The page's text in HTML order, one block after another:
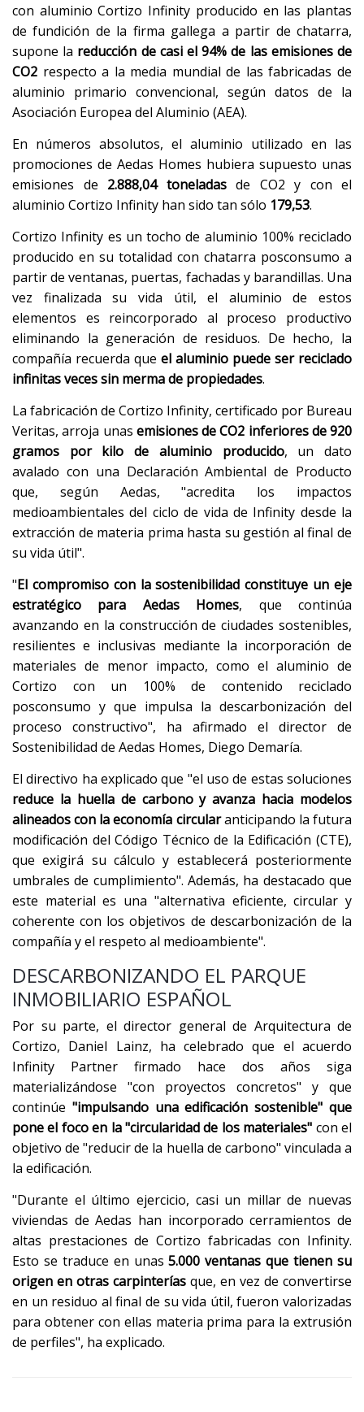
con aluminio Cortizo Infinity producido en las plantas
de fundición de la firma gallega a partir de chatarra,
supone la reducción de casi el 94% de las emisiones de
CO2 respecto a la media mundial de las fabricadas de
aluminio primario convencional, según datos de la
Asociación Europea del Aluminio (AEA).
En números absolutos, el aluminio utilizado en las
promociones de Aedas Homes hubiera supuesto unas
emisiones de 2.888,04 toneladasde CO2 y con el
aluminio Cortizo Infinity han sido tan sólo 179,53.
Cortizo Infinity es un tocho de aluminio 100% reciclado
producido en su totalidad con chatarra posconsumo a
partir de ventanas, puertas, fachadas y barandillas. Una
vez finalizada su vida útil, el aluminio de estos
elementos es reincorporado al proceso productivo
eliminando la generación de residuos. De hecho, la
compañía recuerda que el aluminio puede ser reciclado
infinitas veces sin merma de propiedades.
La fabricación de Cortizo Infinity, certificado por Bureau
Veritas, arroja unas emisiones de CO2 inferiores de 920
gramos por kilo de aluminio producido, un dato
avalado con una Declaración Ambiental de Producto
que, según Aedas, "acredita los impactos
medioambientales del ciclo de vida de Infinity desde la
extracción de materia prima hasta su gestión al final de
su vida útil".
"El compromiso con la sostenibilidad constituye un eje
estratégico para Aedas Homes, que continúa
avanzando en la construcción de ciudades sostenibles,
resilientes e inclusivas mediante la incorporación de
materiales de menor impacto, como el aluminio de
Cortizo con un 100% de contenido reciclado
posconsumo y que impulsa la descarbonización del
proceso constructivo", ha afirmado el director de
Sostenibilidad de Aedas Homes, Diego Demaría.
El directivo ha explicado que "el uso de estas soluciones
reduce la huella de carbono y avanza hacia modelos
alineados con la economía circularanticipando la futura
modificación del Código Técnico de la Edificación (CTE),
que exigirá su cálculo y establecerá posteriormente
umbrales de cumplimiento". Además, ha destacado que
este material es una "alternativa eficiente, circular y
coherente con los objetivos de descarbonización de la
compañía y el respeto al medioambiente".
DESCARBONIZANDO EL PARQUE
INMOBILIARIO ESPAÑOL
Por su parte, el director general de Arquitectura de
Cortizo, Daniel Lainz, ha celebrado que el acuerdo
Infinity Partner firmado hace dos años siga
materializándose "con proyectos concretos" y que
continúe "impulsando una edificación sostenible" que
pone el foco en la "circularidad de los materiales" con el
objetivo de "reducir de la huella de carbono" vinculada a
la edificación.
"Durante el último ejercicio, casi un millar de nuevas
viviendas de Aedas han incorporado cerramientos de
altas prestaciones de Cortizo fabricadas con Infinity.
Esto se traduce en unas5.000 ventanas que tienen su
origen en otras carpinterías que, en vez de convertirse
en un residuo al final de su vida útil, fueron valorizadas
para obtener con ellas materia prima para la extrusión
de perfiles", ha explicado.